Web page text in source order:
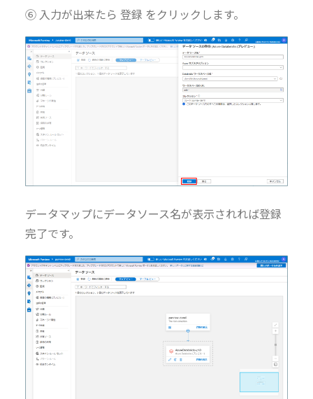
⑥ 入力が出来たら 登録 をクリックします。
データマップにデータソース名が表示されれば登録
完了です。